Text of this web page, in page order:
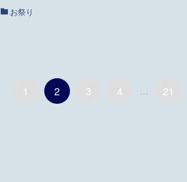
お祭り
1 2 3 4 ... 21